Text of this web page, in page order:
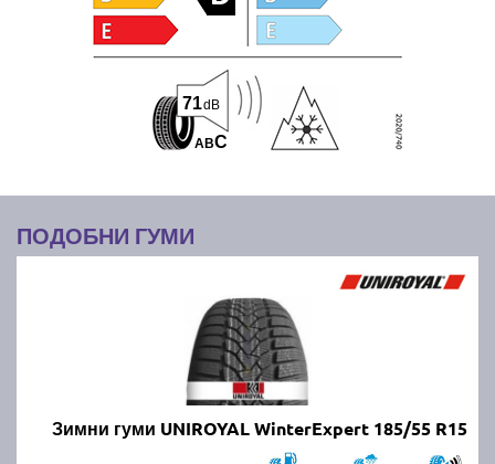
ABC
71dB
ПОДОБНИ ГУМИ
Зимни гуми UNIROYAL WinterExpert 185/55 R15